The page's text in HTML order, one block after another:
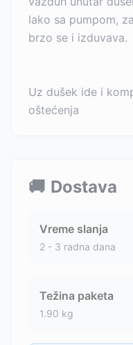
lako sa pumpom,
brzo se i izduvava.
Uz dušek ide i
oštećenja
🚚 Dostava
Vreme slanja
2 - 3 radna dana
Težina paketa
1.90 kg